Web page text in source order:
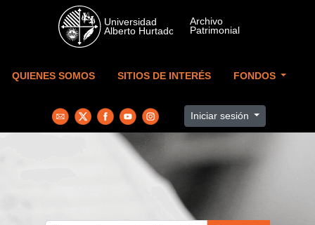
Skip to main content
QUIENES SOMOS SITIOS DE INTERÉS FONDOS
Iniciar sesión